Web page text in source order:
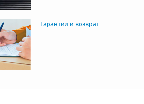
Гарантии и возврат